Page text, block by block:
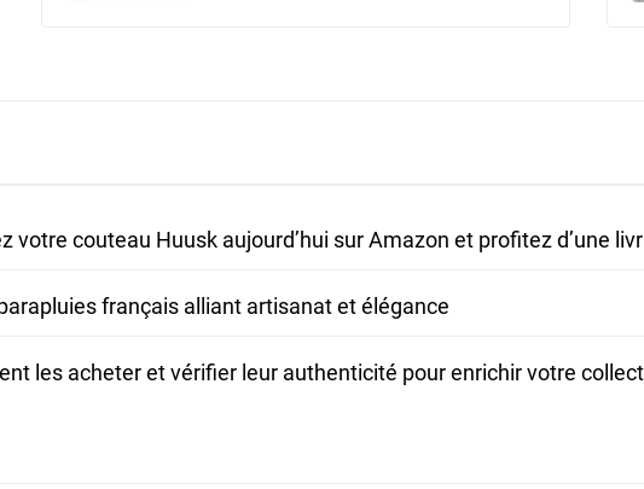
votre couteau Huusk aujourd’hui sur Amazon et profitez d’une
français alliant artisanat et élégance
les acheter et vérifier leur authenticité pour enrichir votre